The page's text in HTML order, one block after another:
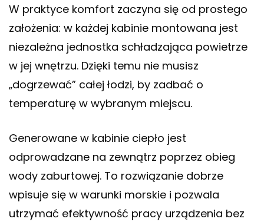
W praktyce komfort zaczyna się od prostego
założenia: w każdej kabinie montowana jest
niezależna jednostka schładzająca powietrze
w jej wnętrzu. Dzięki temu nie musisz
„dogrzewać” całej łodzi, by zadbać o
temperaturę w wybranym miejscu.
Generowane w kabinie ciepło jest
odprowadzane na zewnątrz poprzez obieg
wody zaburtowej. To rozwiązanie dobrze
wpisuje się w warunki morskie i pozwala
utrzymać efektywność pracy urządzenia bez